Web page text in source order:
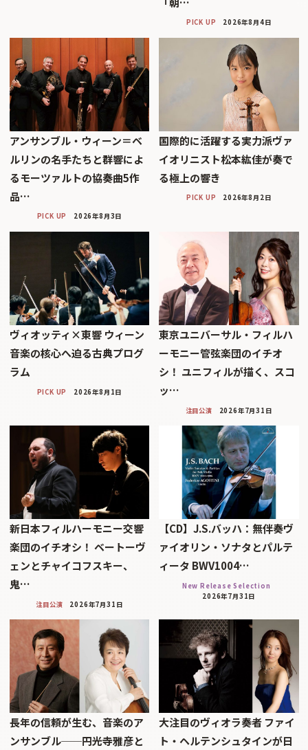
PICK UP 2026年8月4日
アンサンブル・ウィーン＝ベ
ルリンの名手たちと群響によ
るモーツァルトの協奏曲5作
品…
PICK UP 2026年8月3日
国際的に活躍する実力派ヴァ
イオリニスト松本紘佳が奏で
る極上の響き
PICK UP 2026年8月2日
ヴィオッティ×東響 ウィーン
音楽の核心へ迫る古典プログ
ラム
PICK UP 2026年8月1日
東京ユニバーサル・フィルハ
ーモニー管弦楽団のイチオ
シ！ ユニフィルが描く、スコ
ッ…
注目公演 2026年7月31日
新日本フィルハーモニー交響
楽団のイチオシ！ ベートーヴ
ェンとチャイコフスキー、
鬼…
注目公演 2026年7月31日
【CD】J.S.バッハ：無伴奏ヴ
ァイオリン・ソナタとパルテ
ィータ BWV1004…
New Release Selection
2026年7月31日
長年の信頼が生む、音楽のア
ンサンブル──円光寺雅彦と
大注目のヴィオラ奏者 ファイ
ト・ヘルテンシュタインが日